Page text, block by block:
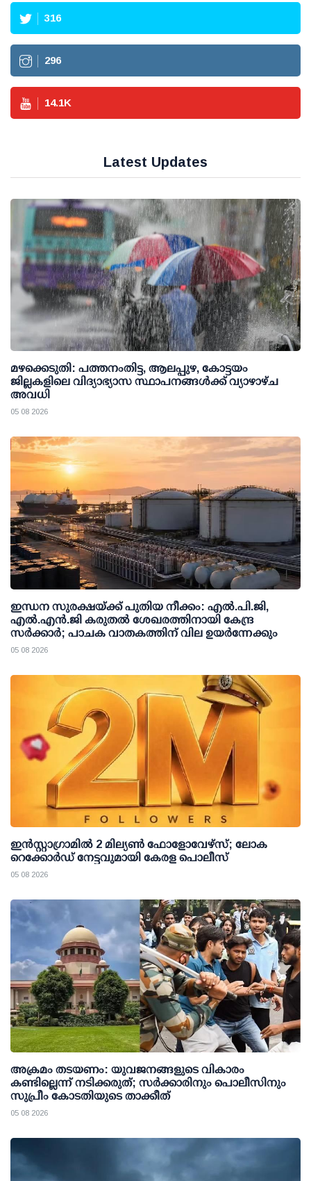
316
296
14.1K
Latest Updates
മഴക്കെടുതി: പത്തനംതിട്ട, ആലപ്പുഴ, കോട്ടയം
ജില്ലകളിലെ വിദ്യാഭ്യാസ സ്ഥാപനങ്ങള്‍ക്ക് വ്യാഴാഴ്ച
അവധി
05 08 2026
ഇന്ധന സുരക്ഷയ്ക്ക് പുതിയ നീക്കം: എല്‍.പി.ജി,
എല്‍.എന്‍.ജി കരുതല്‍ ശേഖരത്തിനായി കേന്ദ്ര
സര്‍ക്കാര്‍; പാചക വാതകത്തിന് വില ഉയര്‍ന്നേക്കും
05 08 2026
ഇന്‍സ്റ്റാഗ്രാമില്‍ 2 മില്യണ്‍ ഫോളോവേഴ്സ്; ലോക
റെക്കോര്‍ഡ് നേട്ടവുമായി കേരള പൊലീസ്
05 08 2026
അക്രമം തടയണം: യുവജനങ്ങളുടെ വികാരം
കണ്ടില്ലെന്ന് നടിക്കരുത്; സര്‍ക്കാരിനും പൊലീസിനും
സുപ്രീം കോടതിയുടെ താക്കീത്
05 08 2026